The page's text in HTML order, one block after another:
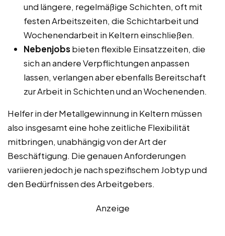
und längere, regelmäßige Schichten, oft mit
festen Arbeitszeiten, die Schichtarbeit und
Wochenendarbeit in Keltern einschließen.
Nebenjobsbieten flexible Einsatzzeiten, die
sich an andere Verpflichtungen anpassen
lassen, verlangen aber ebenfalls Bereitschaft
zur Arbeit in Schichten und an Wochenenden.
Helfer in der Metallgewinnung in Keltern müssen
also insgesamt eine hohe zeitliche Flexibilität
mitbringen, unabhängig von der Art der
Beschäftigung. Die genauen Anforderungen
variieren jedoch je nach spezifischem Jobtyp und
den Bedürfnissen des Arbeitgebers.
Anzeige